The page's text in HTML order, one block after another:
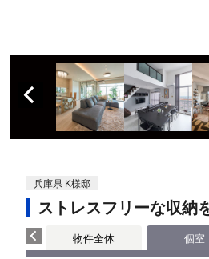
兵庫県 K様邸
ストレスフリーな収納
物件全体 個室